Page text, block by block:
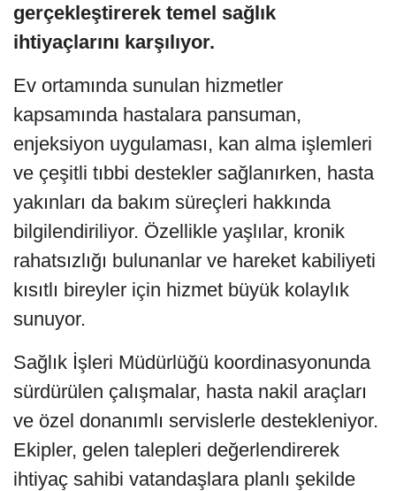
gerçekleştirerek temel sağlık
ihtiyaçlarını karşılıyor.
Ev ortamında sunulan hizmetler
kapsamında hastalara pansuman,
enjeksiyon uygulaması, kan alma işlemleri
ve çeşitli tıbbi destekler sağlanırken, hasta
yakınları da bakım süreçleri hakkında
bilgilendiriliyor. Özellikle yaşlılar, kronik
rahatsızlığı bulunanlar ve hareket kabiliyeti
kısıtlı bireyler için hizmet büyük kolaylık
sunuyor.
Sağlık İşleri Müdürlüğü koordinasyonunda
sürdürülen çalışmalar, hasta nakil araçları
ve özel donanımlı servislerle destekleniyor.
Ekipler, gelen talepleri değerlendirerek
ihtiyaç sahibi vatandaşlara planlı şekilde